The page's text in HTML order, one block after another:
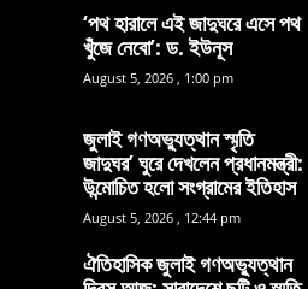
‘পথ হারালে এই জাদুঘরে এসে পথ
খুঁজে নেবো’: ড. ইউনূস
August 5, 2026 , 1:00 pm
জুলাই গণঅভ্যুত্থান স্মৃতি
জাদুঘর’ ঘুরে দেখলেন প্রধানমন্ত্রী:
উন্মোচিত হলো সংগ্রামের ইতিহাস
August 5, 2026 , 12:44 pm
ঐতিহাসিক জুলাই গণঅভ্যুত্থান